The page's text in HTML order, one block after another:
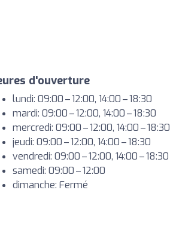
d'ouverture
lundi: 09:00 – 12:00, 14:00 – 18:30
mardi: 09:00 – 12:00, 14:00 – 18:30
mercredi: 09:00 – 12:00, 14:00 – 18:30
jeudi: 09:00 – 12:00, 14:00 – 18:30
vendredi: 09:00 – 12:00, 14:00 – 18:30
samedi: 09:00 – 12:00
dimanche: Fermé